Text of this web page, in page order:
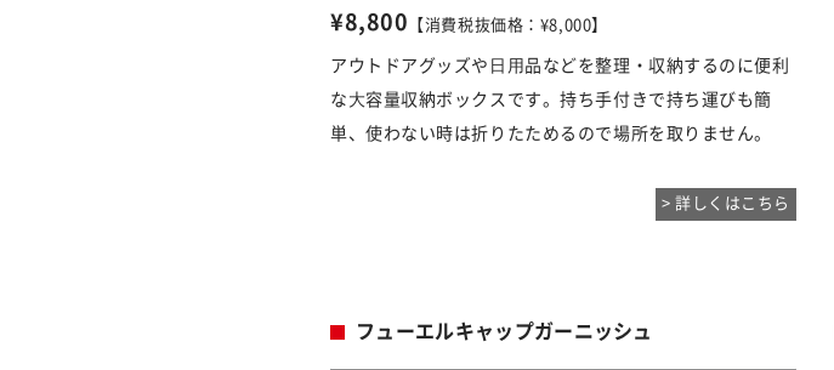
¥8,800 【消費税抜価格：¥8,000】
アウトドアグッズや⽇⽤品などを整理・収納するのに便利
な⼤容量収納ボックスです。持ち手付きで持ち運びも簡
単、使わない時は折りたためるので場所を取りません。
> 詳しくはこちら
フューエルキャップガーニッシュ